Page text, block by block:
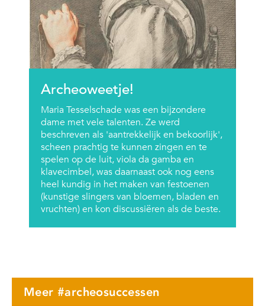
Archeoweetje!
Maria Tesselschade was een bijzondere
dame met vele talenten. Ze werd
beschreven als 'aantrekkelijk en bekoorlijk',
scheen prachtig te kunnen zingen en te
spelen op de luit, viola da gamba en
klavecimbel, was daarnaast ook nog eens
heel kundig in het maken van festoenen
(kunstige slingers van bloemen, bladen en
vruchten) en kon discussiëren als de beste.
Meer #archeosuccessen